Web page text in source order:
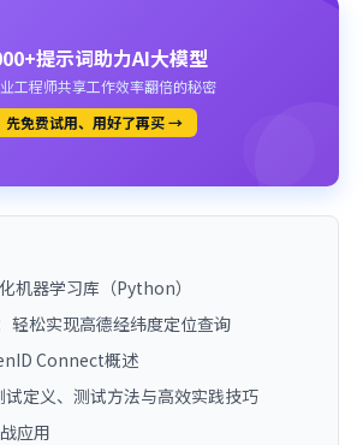
提示词助力AI大模型
工程师共享工作效率翻倍的秘密
先免费试用、用好了再买 →
机器学习库（Python）
轻松实现高德经纬度定位查询
Connect概述
定义、测试方法与高效实践技巧
应用